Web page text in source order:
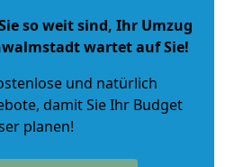
so weit sind, Ihr Umzug
wartet auf Sie!
und natürlich
, damit Sie Ihr Budget
planen!